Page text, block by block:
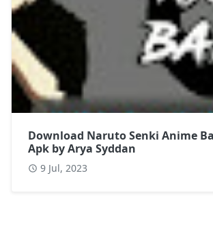
Download Naruto Senki Anime
Apk by Arya Syddan
9 Jul, 2023